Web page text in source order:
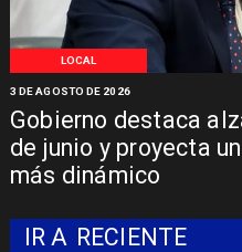
LOCAL
Gobierno destaca
de junio y proyecta
más dinámico
3 DE AGOSTO DE 2026
IR A RECIENTE